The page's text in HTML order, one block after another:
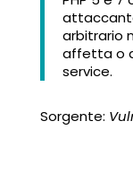
arbitrario
affetta o
service.
Sorgente: